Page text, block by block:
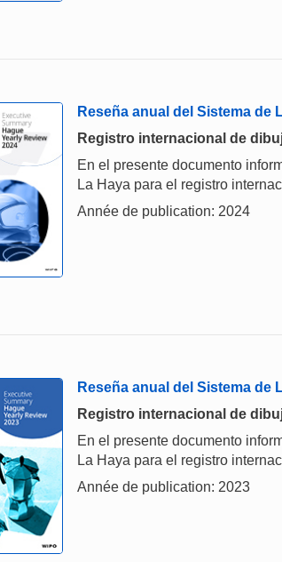
Reseña anual del Sistema de
Registro internacional de
En el presente documento
La Haya para el registro
Année de publication: 2024
Reseña anual del Sistema de
Registro internacional de
En el presente documento
La Haya para el registro
Année de publication: 2023